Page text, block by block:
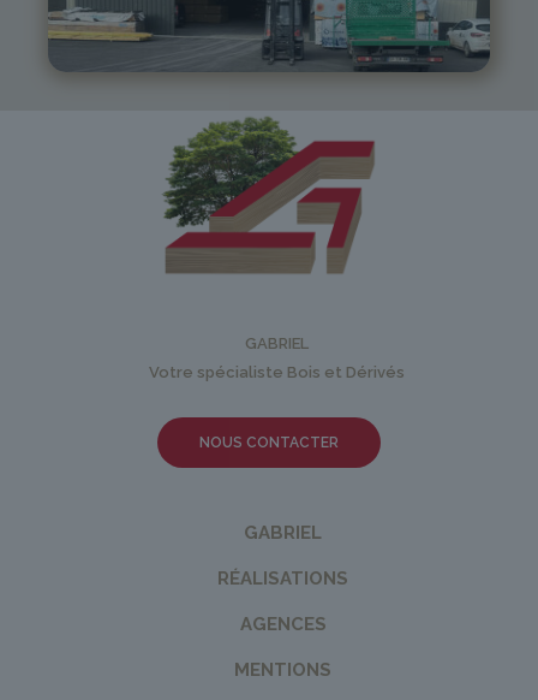
05 81 55 83 89
monistrol@gabriel-sa.fr
GABRIEL
Votre spécialiste Bois et Dérivés
NOUS CONTACTER
GABRIEL
RÉALISATIONS
AGENCES
MENTIONS